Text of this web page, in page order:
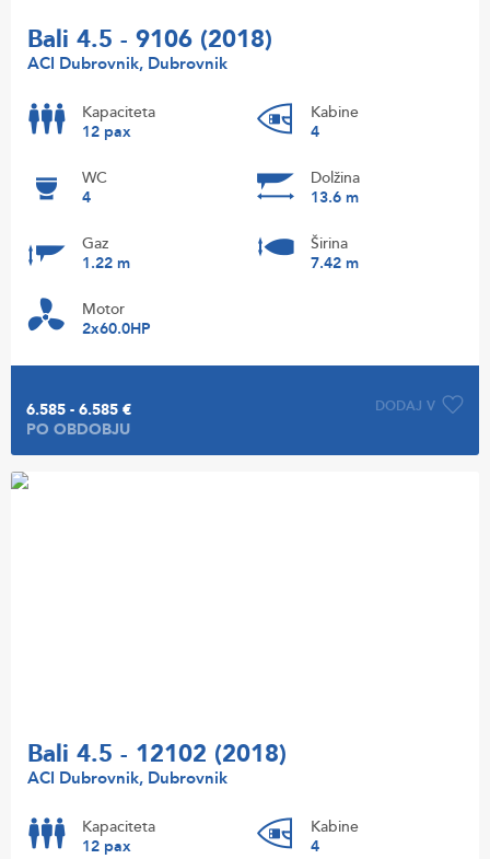
Bali 4.5 - 9106 (2018)
ACI Dubrovnik, Dubrovnik
Kapaciteta
12 pax
Kabine
4
WC
4
Dolžina
13.6 m
Gaz
1.22 m
Širina
7.42 m
Motor
2x60.0HP
DODAJ V
6.585 - 6.585 €
PO OBDOBJU
Bali 4.5 - 12102 (2018)
ACI Dubrovnik, Dubrovnik
Kapaciteta
12 pax
Kabine
4